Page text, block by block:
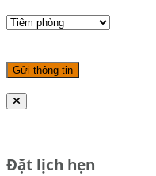
Đặt lịch hẹn